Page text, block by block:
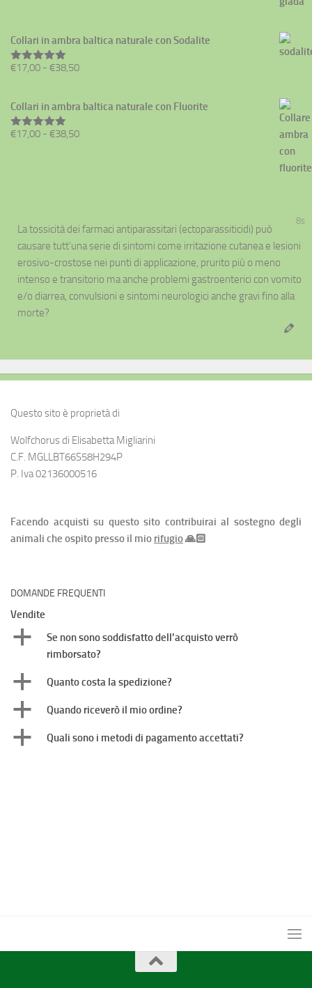
€17,00
€38,50
Collari in ambra baltica naturale con Sodalite
Valutato
€17,00 - €38,50Fascia
prezzo:
€17,00
Collari in ambra baltica naturale con Fluorite
Valutato
€17,00 - €38,50Fascia
€38,50
8s
La tossicità dei farmaci antiparassitari (ectoparassiticidi) può
causare tutt’una serie di sintomi come irritazione cutanea e lesioni
erosivo-crostose nei punti di applicazione, prurito più o meno
intenso e transitorio ma anche problemi gastroenterici con vomito
e/o diarrea, convulsioni e sintomi neurologici anche gravi fino alla
morte?
Questo sito è proprietà di
Wolfchorus di Elisabetta Migliarini
C.F. MGLLBT66S58H294P
P. Iva 02136000516
Facendo acquisti su questo sito contribuirai al sostegno degli
animali che ospito presso il mio rifugio🙏🏻
DOMANDE FREQUENTI
Vendite
a
Se non sono soddisfatto dell’acquisto verrò
rimborsato?
a Quanto costa la spedizione?
a Quando riceverò il mio ordine?
a Quali sono i metodi di pagamento accettati?